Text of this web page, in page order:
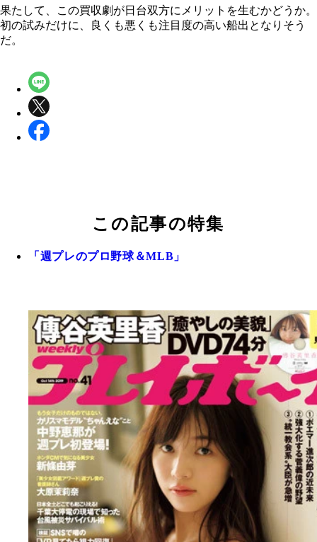
果たして、この買収劇が日台双方にメリットを生むかどうか。
初の試みだけに、良くも悪くも注目度の高い船出となりそう
だ。
この記事の特集
「週プレのプロ野球＆MLB」